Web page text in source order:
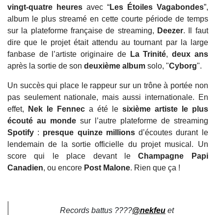
vingt-quatre heures avec “Les Étoiles Vagabondes”,
album le plus streamé en cette courte période de temps
sur la plateforme française de streaming, Deezer. Il faut
dire que le projet était attendu au tournant par la large
fanbase de l’artiste originaire de
La Trinité, deux ans
après la sortie de son deuxième album solo, "Cyborg".
Un succès qui place le rappeur sur un trône à portée non
pas seulement nationale, mais aussi internationale. En
effet,
Nek le Fenneca été lesixième artiste le plus
écouté au mondesur l’autre plateforme de streaming
Spotify : presque quinze millionsd’écoutes durant le
lendemain de la sortie officielle du projet musical. Un
score qui le place devant leChampagne Papi
Canadien, ou encore Post Malone. Rien que ça !
Records battus ????@nekfeu et